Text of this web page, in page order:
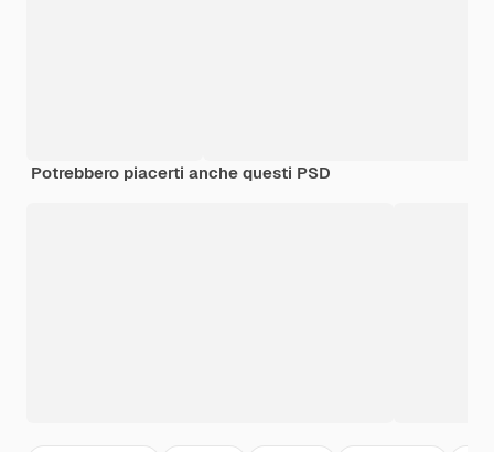
Potrebbero piacerti anche questi PSD